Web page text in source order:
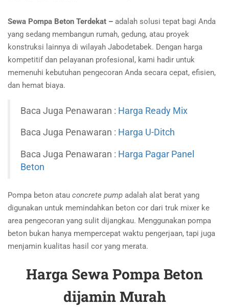
Sewa Pompa Beton Terdekat – adalah solusi tepat bagi Anda
yang sedang membangun rumah, gedung, atau proyek
konstruksi lainnya di wilayah Jabodetabek. Dengan harga
kompetitif dan pelayanan profesional, kami hadir untuk
memenuhi kebutuhan pengecoran Anda secara cepat, efisien,
dan hemat biaya.
Baca Juga Penawaran : Harga Ready Mix
Baca Juga Penawaran : Harga U-Ditch
Baca Juga Penawaran : Harga Pagar Panel
Beton
Pompa beton atau concrete pump adalah alat berat yang
digunakan untuk memindahkan beton cor dari truk mixer ke
area pengecoran yang sulit dijangkau. Menggunakan pompa
beton bukan hanya mempercepat waktu pengerjaan, tapi juga
menjamin kualitas hasil cor yang merata.
Harga Sewa Pompa Beton
dijamin Murah